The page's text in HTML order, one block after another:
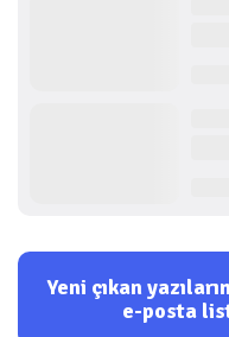
Yeni çıkan
e-posta